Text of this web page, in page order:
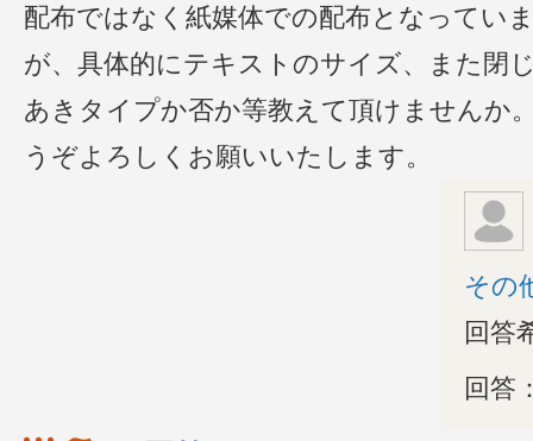
配布ではなく紙媒体での配布となってい
が、具体的にテキストのサイズ、また閉
あきタイプか否か等教えて頂けませんか
うぞよろしくお願いいたします。
その
回答
回答